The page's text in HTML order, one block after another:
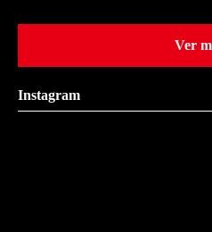
Ver
Instagram